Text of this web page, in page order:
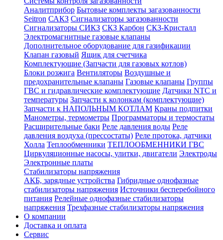
Аналитприбор Бытовые комплекты загазованности
Seitron САКЗ Сигнализаторы загазованности
Сигнализаторы СИКЗ СКЗ Карбон СКЗ-Кристалл
Электромагнитные газовые клапаны
Дополнительное оборудование для газификации
Клапан газовый Ящик для счетчика
Комплектующие (Запчасти для газовых котлов)
Блоки розжига Вентиляторы Воздушные и
предохранительные клапаны Газовые клапаны Группы
ГВС и гидравлические комплектующие Датчики NTC и
температуры Запчасти к колонкам (комплектующие)
Запчасти к НАПОЛЬНЫМ КОТЛАМ Краны подпитки
Манометры, термометры Программаторы и термостаты
Расширительные баки Реле давления воды Реле
давления воздуха (прессостаты) Реле протока, датчики
Холла Теплообменники ТЕПЛООБМЕННИКИ ГВС
Циркуляционные насосы, улитки, двигатели Электроды
Электронные платы
Стабилизаторы напряжения
АКБ, зарядные устройства Гибридные однофазные
стабилизаторы напряжения Источники бесперебойного
питания Релейные однофазные стабилизаторы
напряжения Трехфазные стабилизаторы напряжения
О компании
Доставка и оплата
Сервис